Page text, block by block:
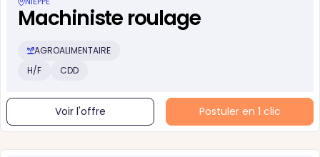
Machiniste roulage
AGROALIMENTAIRE
H/F
CDD
Voir l'offre Postuler en 1 clic